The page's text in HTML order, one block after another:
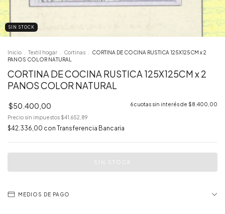
SIN STOCK
Inicio Textil hogar Cortinas
CORTINA DE COCINA RUSTICA 125X125CM x 2
PANOS COLOR NATURAL
CORTINA DE COCINA RUSTICA 125X125CM x 2
PANOS COLOR NATURAL
$50.400,00 6cuotas sin interés de $8.400,00
Precio sin impuestos $41.652,89
$42.336,00 con Transferencia Bancaria
MEDIOS DE PAGO